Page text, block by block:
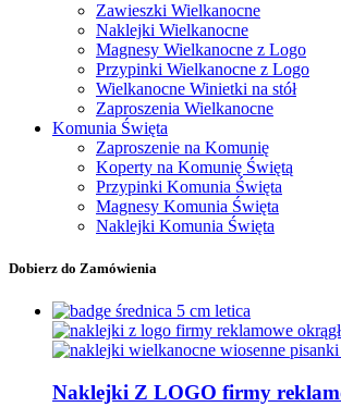
Zawieszki Wielkanocne
Naklejki Wielkanocne
Magnesy Wielkanocne z Logo
Przypinki Wielkanocne z Logo
Wielkanocne Winietki na stół
Zaproszenia Wielkanocne
Komunia Święta
Zaproszenie na Komunię
Koperty na Komunię Świętą
Przypinki Komunia Święta
Magnesy Komunia Święta
Naklejki Komunia Święta
Dobierz do Zamówienia
Naklejki Z LOGO firmy